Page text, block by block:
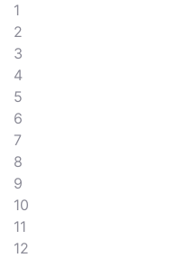
1
2
3
4
5
6
7
8
9
10
11
12